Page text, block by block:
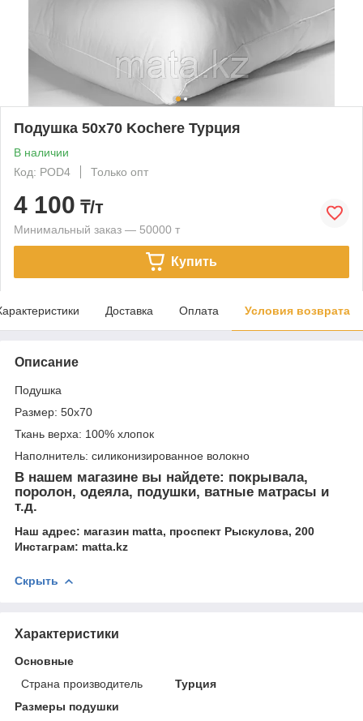
Подушка 50х70 Kochere Турция
В наличии
Код: POD4
Только опт
4 100 ₸/т
Минимальный заказ — 50000 т
Купить
Доставка Оплата Условия возврата
Описание
Подушка
Размер: 50х70
Ткань верха: 100% хлопок
Наполнитель: силиконизированное волокно
В нашем магазине вы найдете: покрывала,
поролон, одеяла, подушки, ватные матрасы и
т.д.
Наш адрес: магазин matta, проспект Рыскулова, 200
Инстаграм: matta.kz
Скрыть
Характеристики
Основные
Страна производитель
Турция
Размеры подушки